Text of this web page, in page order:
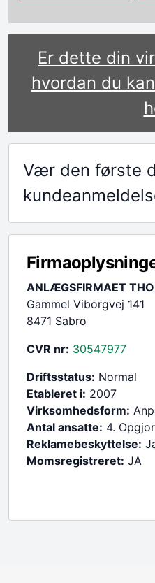
Er dette din
hvordan du
Vær den første
ANLÆGSFIRMAET
Gammel Viborgvej 141
8471 Sabro
CVR nr: 30547977
Driftsstatus: Normal
Etableret i: 2007
Virksomhedsform:
Antal ansatte: 4.
Reklamebeskyttelse:
Momsregistreret: JA